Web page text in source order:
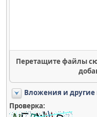
Перетащите файлы
Вложения и
Проверка: